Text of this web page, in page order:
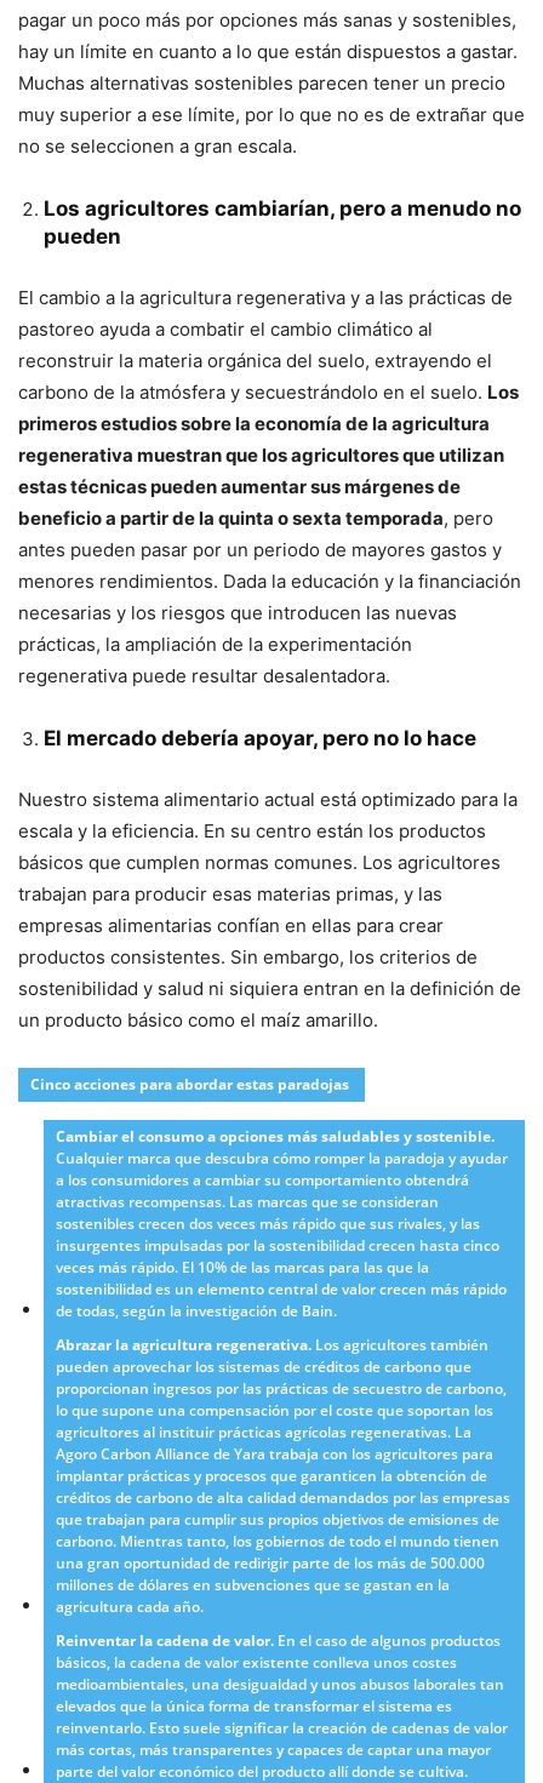
pagar un poco más por opciones más sanas y sostenibles,
hay un límite en cuanto a lo que están dispuestos a gastar.
Muchas alternativas sostenibles parecen tener un precio
muy superior a ese límite, por lo que no es de extrañar que
no se seleccionen a gran escala.
Los agricultores cambiarían, pero a menudo no
pueden
El cambio a la agricultura regenerativa y a las prácticas de
pastoreo ayuda a combatir el cambio climático al
reconstruir la materia orgánica del suelo, extrayendo el
carbono de la atmósfera y secuestrándolo en el suelo. Los
primeros estudios sobre la economía de la agricultura
regenerativa muestran que los agricultores que utilizan
estas técnicas pueden aumentar sus márgenes de
beneficio a partir de la quinta o sexta temporada, pero
antes pueden pasar por un periodo de mayores gastos y
menores rendimientos. Dada la educación y la financiación
necesarias y los riesgos que introducen las nuevas
prácticas, la ampliación de la experimentación
regenerativa puede resultar desalentadora.
El mercado debería apoyar, pero no lo hace
Nuestro sistema alimentario actual está optimizado para la
escala y la eficiencia. En su centro están los productos
básicos que cumplen normas comunes. Los agricultores
trabajan para producir esas materias primas, y las
empresas alimentarias confían en ellas para crear
productos consistentes. Sin embargo, los criterios de
sostenibilidad y salud ni siquiera entran en la definición de
un producto básico como el maíz amarillo.
Cinco acciones para abordar estas paradojas
Cambiar el consumo a opciones más saludables y sostenible.
Cualquier marca que descubra cómo romper la paradoja y ayudar
a los consumidores a cambiar su comportamiento obtendrá
atractivas recompensas. Las marcas que se consideran
sostenibles crecen dos veces más rápido que sus rivales, y las
insurgentes impulsadas por la sostenibilidad crecen hasta cinco
veces más rápido. El 10% de las marcas para las que la
sostenibilidad es un elemento central de valor crecen más rápido
de todas, según la investigación de Bain.
Abrazar la agricultura regenerativa. Los agricultores también
pueden aprovechar los sistemas de créditos de carbono que
proporcionan ingresos por las prácticas de secuestro de carbono,
lo que supone una compensación por el coste que soportan los
agricultores al instituir prácticas agrícolas regenerativas. La
Agoro Carbon Alliance de Yara trabaja con los agricultores para
implantar prácticas y procesos que garanticen la obtención de
créditos de carbono de alta calidad demandados por las empresas
que trabajan para cumplir sus propios objetivos de emisiones de
carbono. Mientras tanto, los gobiernos de todo el mundo tienen
una gran oportunidad de redirigir parte de los más de 500.000
millones de dólares en subvenciones que se gastan en la
agricultura cada año.
Reinventar la cadena de valor. En el caso de algunos productos
básicos, la cadena de valor existente conlleva unos costes
medioambientales, una desigualdad y unos abusos laborales tan
elevados que la única forma de transformar el sistema es
reinventarlo. Esto suele significar la creación de cadenas de valor
más cortas, más transparentes y capaces de captar una mayor
parte del valor económico del producto allí donde se cultiva.